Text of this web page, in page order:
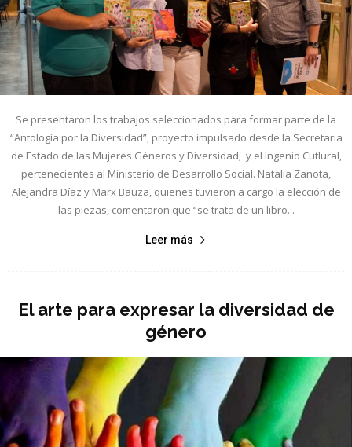
Se presentaron los trabajos seleccionados para formar parte de la
“Antología por la Diversidad”, proyecto impulsado desde la Secretaria
de Estado de las Mujeres Géneros y Diversidad; y el Ingenio Cutlural,
pertenecientes al Ministerio de Desarrollo Social. Natalia Zanota,
Alejandra Díaz y Marx Bauza, quienes tuvieron a cargo la elección de
las piezas, comentaron que “se trata de un libro...
Leer más
El arte para expresar la diversidad de
género